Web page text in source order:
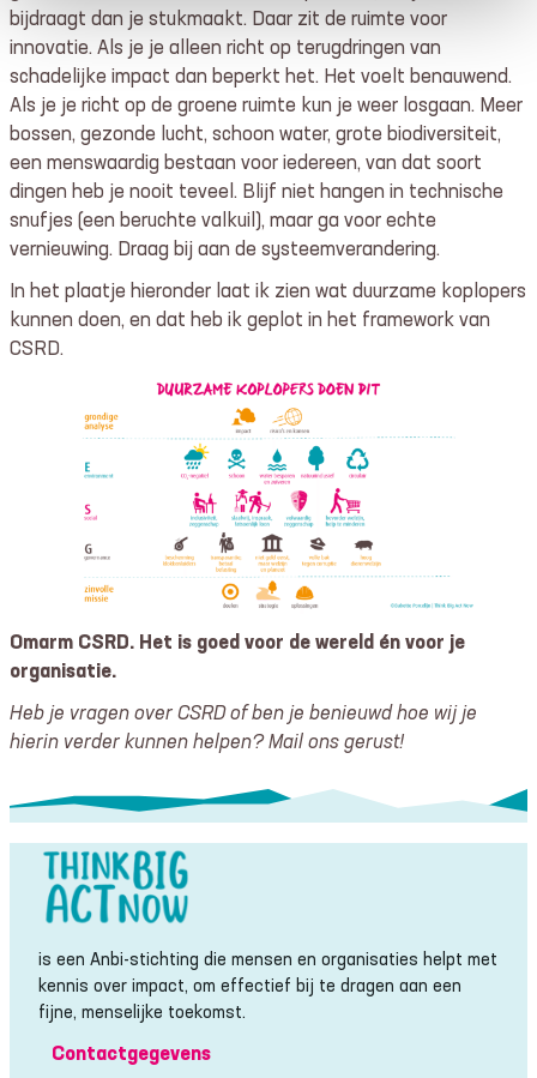
bijdraagt dan je stukmaakt. Daar zit de ruimte voor
innovatie. Als je je alleen richt op terugdringen van
schadelijke impact dan beperkt het. Het voelt benauwend.
Als je je richt op de groene ruimte kun je weer losgaan. Meer
bossen, gezonde lucht, schoon water, grote biodiversiteit,
een menswaardig bestaan voor iedereen, van dat soort
dingen heb je nooit teveel. Blijf niet hangen in technische
snufjes (een beruchte valkuil), maar ga voor echte
vernieuwing. Draag bij aan de systeemverandering.
In het plaatje hieronder laat ik zien wat duurzame koplopers
kunnen doen, en dat heb ik geplot in het framework van
CSRD.
Omarm CSRD. Het is goed voor de wereld én voor je
organisatie.
Heb je vragen over CSRD of ben je benieuwd hoe wij je
hierin verder kunnen helpen? Mail ons gerust!
is een Anbi-stichting die mensen en organisaties helpt met
kennis over impact, om effectief bij te dragen aan een
fijne, menselijke toekomst.
Contactgegevens